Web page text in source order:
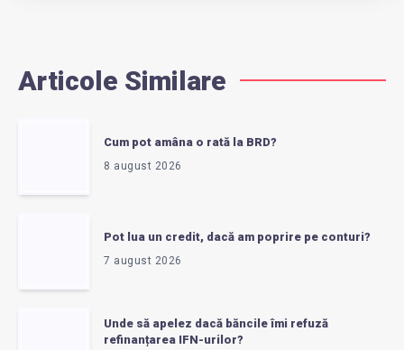
Articole Similare
Cum pot amâna o rată la BRD?
8 august 2026
Pot lua un credit, dacă am poprire pe conturi?
7 august 2026
Unde să apelez dacă băncile îmi refuză
refinanțarea IFN-urilor?